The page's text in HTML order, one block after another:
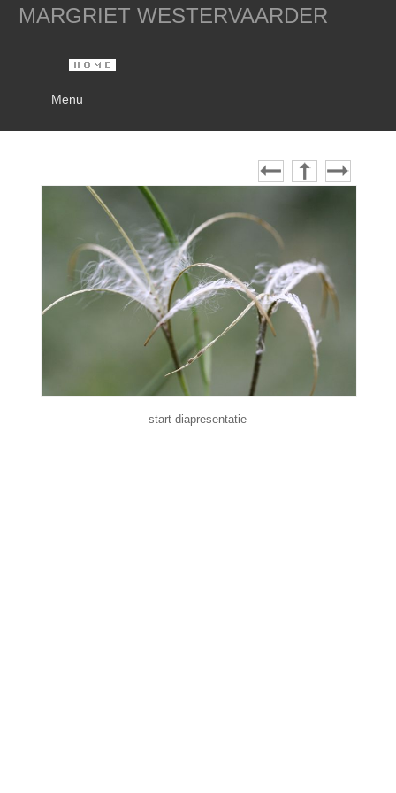
MARGRIET WESTERVAARDER
Menu
start diapresentatie